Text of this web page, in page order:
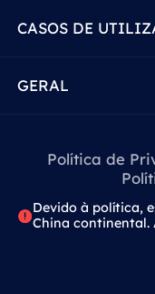
CASOS DE
GERAL
Política de
Devido à política,
China continental.